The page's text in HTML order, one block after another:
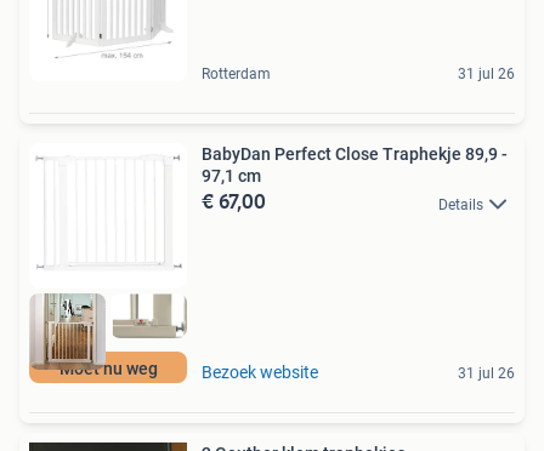
Rotterdam 31 jul 26
Moet nu weg
BabyDan Perfect Close Traphekje 89,9 -
97,1 cm
€ 67,00 Details
Bezoek website 31 jul 26